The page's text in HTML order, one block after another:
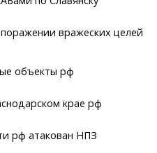
вражеских целей
объекты рф
крае рф
рф атакован НПЗ